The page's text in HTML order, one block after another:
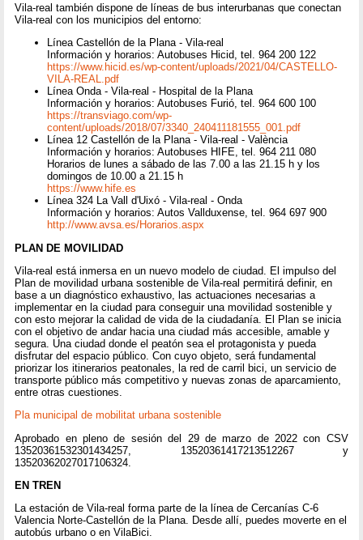
Vila-real también dispone de líneas de bus interurbanas que conectan
Vila-real con los municipios del entorno:
Línea Castellón de la Plana - Vila-real
Información y horarios: Autobuses Hicid, tel. 964 200 122
https://www.hicid.es/wp-content/uploads/2021/04/CASTELLO-
VILA-REAL.pdf
Línea Onda - Vila-real - Hospital de la Plana
Información y horarios: Autobuses Furió, tel. 964 600 100
https://transviago.com/wp-
content/uploads/2018/07/3340_240411181555_001.pdf
Línea 12 Castellón de la Plana - Vila-real - València
Información y horarios: Autobuses HIFE, tel. 964 211 080
Horarios de lunes a sábado de las 7.00 a las 21.15 h y los
domingos de 10.00 a 21.15 h
https://www.hife.es
Línea 324 La Vall d'Uixó - Vila-real - Onda
Información y horarios: Autos Vallduxense, tel. 964 697 900
http://www.avsa.es/Horarios.aspx
PLAN DE MOVILIDAD
Vila-real está inmersa en un nuevo modelo de ciudad. El impulso del
Plan de movilidad urbana sostenible de Vila-real permitirá definir, en
base a un diagnóstico exhaustivo, las actuaciones necesarias a
implementar en la ciudad para conseguir una movilidad sostenible y
con esto mejorar la calidad de vida de la ciudadanía. El Plan se inicia
con el objetivo de andar hacia una ciudad más accesible, amable y
segura. Una ciudad donde el peatón sea el protagonista y pueda
disfrutar del espacio público. Con cuyo objeto, será fundamental
priorizar los itinerarios peatonales, la red de carril bici, un servicio de
transporte público más competitivo y nuevas zonas de aparcamiento,
entre otras cuestiones.
Pla municipal de mobilitat urbana sostenible
Aprobado en pleno de sesión del 29 de marzo de 2022 con CSV
13520361532301434257, 13520361417213512267 y
13520362027017106324.
EN TREN
La estación de Vila-real forma parte de la línea de Cercanías C-6
Valencia Norte-Castellón de la Plana. Desde allí, puedes moverte en el
autobús urbano o en VilaBici.